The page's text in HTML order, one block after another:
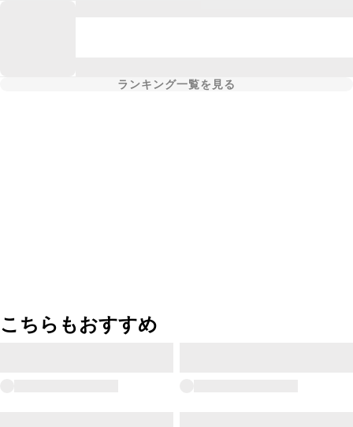
ランキング一覧を見る
こちらもおすすめ